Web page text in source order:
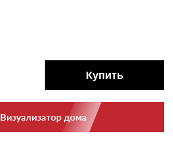
Купить
Визуализатор дома